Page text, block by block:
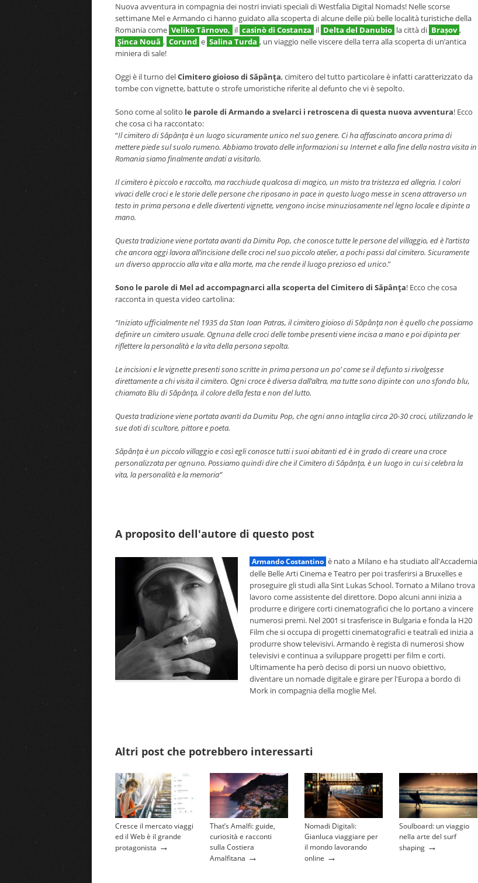
Nuova avventura in compagnia dei nostri inviati speciali di Westfalia Digital Nomads! Nelle scorse
settimane Mel e Armando ci hanno guidato alla scoperta di alcune delle più belle località turistiche della
Romania come Veliko Tărnovo, il casinò di Costanza il Delta del Danubio la città di Brașov ,
Şinca Nouă , Corund e Salina Turda , un viaggio nelle viscere della terra alla scoperta di un’antica
miniera di sale!
Oggi è il turno delCimitero gioioso di Săpânţa, cimitero del tutto particolare è infatti caratterizzato da
tombe con vignette, battute o strofe umoristiche riferite al defunto che vi è sepolto.
Sono come al solito le parole di Armando a svelarci i retroscena di questa nuova avventura! Ecco
che cosa ci ha raccontato:
“Il cimitero di Săpânţa è un luogo sicuramente unico nel suo genere. Ci ha affascinato ancora prima di
mettere piede sul suolo rumeno. Abbiamo trovato delle informazioni su Internet e alla fine della nostra visita in
Romania siamo finalmente andati a visitarlo.
Il cimitero è piccolo e raccolto, ma racchiude qualcosa di magico, un misto tra tristezza ed allegria. I colori
vivaci delle croci e le storie delle persone che riposano in pace in questo luogo messe in scena attraverso un
testo in prima persona e delle divertenti vignette, vengono incise minuziosamente nel legno locale e dipinte a
mano.
Questa tradizione viene portata avanti da Dimitu Pop, che conosce tutte le persone del villaggio, ed è l’artista
che ancora oggi lavora all’incisione delle croci nel suo piccolo atelier, a pochi passi dal cimitero. Sicuramente
un diverso approccio alla vita e alla morte, ma che rende il luogo prezioso ed unico.”
Sono le parole di Mel ad accompagnarci alla scoperta del Cimitero di Săpânţa! Ecco che cosa
racconta in questa video cartolina:
“Iniziato ufficialmente nel 1935 da Stan Ioan Patras, il cimitero gioioso di Săpânţa non è quello che possiamo
definire un cimitero usuale. Ognuna delle croci delle tombe presenti viene incisa a mano e poi dipinta per
riflettere la personalità e la vita della persona sepolta.
Le incisioni e le vignette presenti sono scritte in prima persona un po’ come se il defunto si rivolgesse
direttamente a chi visita il cimitero. Ogni croce è diversa dall’altra, ma tutte sono dipinte con uno sfondo blu,
chiamato Blu di Săpânţa, il colore della festa e non del lutto.
Questa tradizione viene portata avanti da Dumitu Pop, che ogni anno intaglia circa 20-30 croci, utilizzando le
sue doti di scultore, pittore e poeta.
Săpânţa è un piccolo villaggio e così egli conosce tutti i suoi abitanti ed è in grado di creare una croce
personalizzata per ognuno. Possiamo quindi dire che il Cimitero di Săpânţa, è un luogo in cui si celebra la
vita, la personalità e la memoria”
A proposito dell'autore di questo post
Armando Costantino è nato a Milano e ha studiato all'Accademia
delle Belle Arti Cinema e Teatro per poi trasferirsi a Bruxelles e
proseguire gli studi alla Sint Lukas School. Tornato a Milano trova
lavoro come assistente del direttore. Dopo alcuni anni inizia a
produrre e dirigere corti cinematografici che lo portano a vincere
numerosi premi. Nel 2001 si trasferisce in Bulgaria e fonda la H20
Film che si occupa di progetti cinematografici e teatrali ed inizia a
produrre show televisivi. Armando è regista di numerosi show
televisivi e continua a sviluppare progetti per film e corti.
Ultimamente ha però deciso di porsi un nuovo obiettivo,
diventare un nomade digitale e girare per l'Europa a bordo di
Mork in compagnia della moglie Mel.
Altri post che potrebbero interessarti
Cresce il mercato viaggi
ed il Web è il grande
protagonista →
That’s Amalfi: guide,
curiosità e racconti
sulla Costiera
Amalfitana →
Nomadi Digitali:
Gianluca viaggiare per
il mondo lavorando
online →
Soulboard: un viaggio
nella arte del surf
shaping →